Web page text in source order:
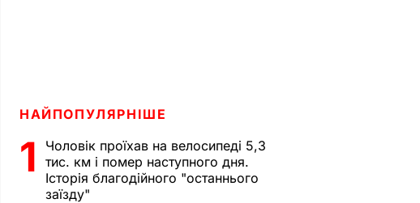
НАЙПОПУЛЯРНІШЕ
1
Чоловік проїхав на велосипеді 5,3
тис. км і помер наступного дня.
Історія благодійного "останнього
заїзду"